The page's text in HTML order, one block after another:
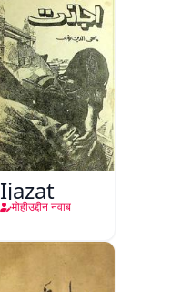
Ijazat
मोहीउद्दीन नवाब